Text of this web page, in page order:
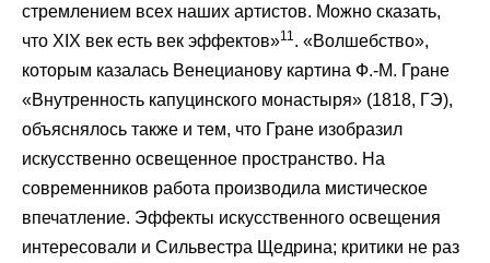
стремлением всех наших артистов. Можно сказать,
что XIX век есть век эффектов»11. «Волшебство»,
которым казалась Венецианову картина Ф.-М. Гране
«Внутренность капуцинского монастыря» (1818, ГЭ),
объяснялось также и тем, что Гране изобразил
искусственно освещенное пространство. На
современников работа производила мистическое
впечатление. Эффекты искусственного освещения
интересовали и Сильвестра Щедрина; критики не раз